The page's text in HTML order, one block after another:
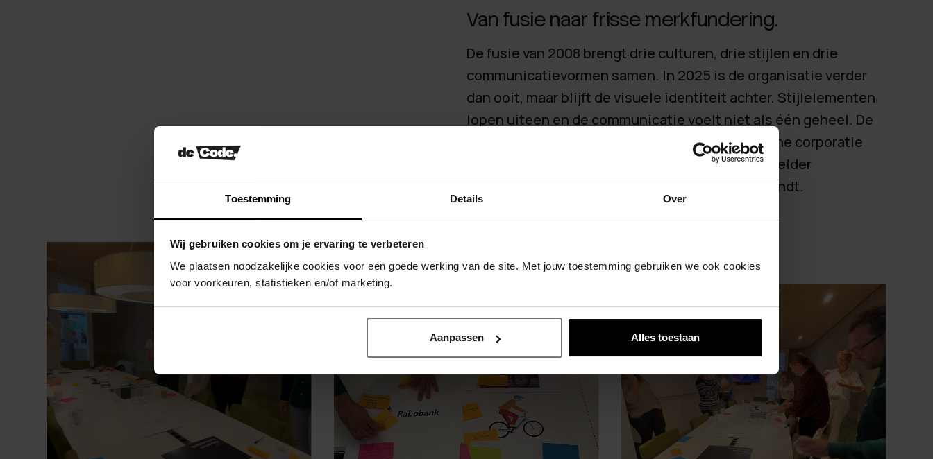
Toestemming Details Over
Wij gebruiken cookies om je ervaring te verbeteren
We plaatsen noodzakelijke cookies voor een goede werking van de site. Met jouw toestemming gebruiken we ook cookies
voor voorkeuren, statistieken en/of marketing.
Aanpassen Alles toestaan
Van fusie naar frisse merkfundering.
De fusie van 2008 brengt drie culturen, drie stijlen en drie
communicatievormen samen. In 2025 is de organisatie verder
dan ooit, maar blijft de visuele identiteit achter. Stijlelementen
lopen uiteen en de communicatie voelt niet als één geheel. De
uitstraling vertelt niet het verhaal van de moderne corporatie
die Kleurrijk Wonen inmiddels is. Tijd voor één helder
merkverhaal en een stijl die de organisatie verbindt.